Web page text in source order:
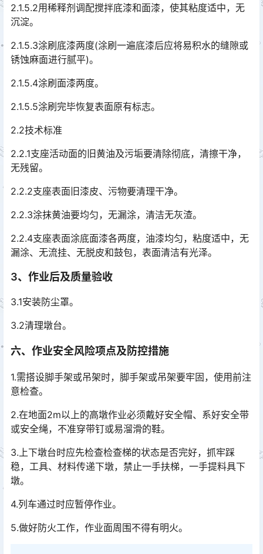
2.1.5.2用稀释剂调配搅拌底漆和面漆，使其粘度适中，无
沉淀。
2.1.5.3涂刷底漆两度(涂刷一遍底漆后应将易积水的缝隙或
锈蚀麻面进行腻平)。
2.1.5.4涂刷面漆两度。
2.1.5.5涂刷完毕恢复表面原有标志。
2.2技术标准
2.2.1支座活动面的旧黄油及污垢要清除彻底，清擦干净，
无残留。
2.2.2支座表面旧漆皮、污物要清理干净。
2.2.3涂抹黄油要均匀，无漏涂，清洁无灰渣。
2.2.4支座表面涂底面漆各两度，油漆均匀，粘度适中，无
漏涂、无流挂、无脱皮和鼓包，表面清洁有光泽。
3、作业后及质量验收
3.1安装防尘罩。
3.2清理墩台。
六、作业安全风险项点及防控措施
1.需搭设脚手架或吊架时，脚手架或吊架要牢固，使用前注
意检查。
2.在地面2m以上的高墩作业必须戴好安全帽、系好安全带
或安全绳，不准穿带钉或易溜滑的鞋。
3.上下墩台时应先检查检查梯的状态是否完好，抓牢踩
稳，工具、材料传递下墩，禁止一手扶梯，一手提料具下
墩。
4.列车通过时应暂停作业。
5.做好防火工作，作业面周围不得有明火。